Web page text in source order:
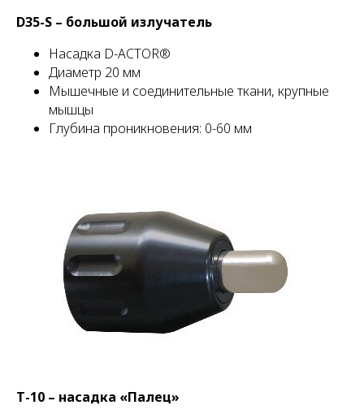
D35-S – большой излучатель
Насадка D-ACTOR®
Диаметр 20 мм
Мышечные и соединительные ткани, крупные
мышцы
Глубина проникновения: 0-60 мм
Т-10 – насадка «Палец»